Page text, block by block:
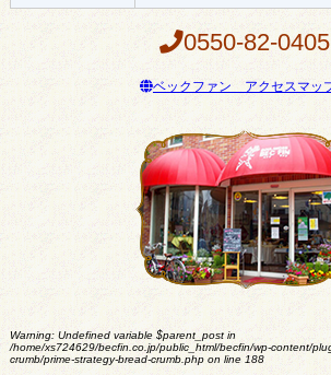
0550-82-0405
ベックファン アクセスマッ
Warning: Undefined variable $parent_post in
/home/xs724629/becfin.co.jp/public_html/becfin/wp-content/
crumb/prime-strategy-bread-crumb.phpon line 188